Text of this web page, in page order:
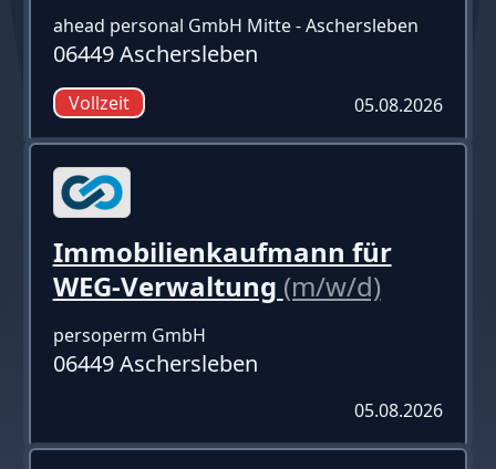
ahead personal GmbH Mitte - Aschersleben
06449 Aschersleben
Vollzeit 05.08.2026
Immobilienkaufmann für
WEG-Verwaltung (m/w/d)
persoperm GmbH
06449 Aschersleben
05.08.2026